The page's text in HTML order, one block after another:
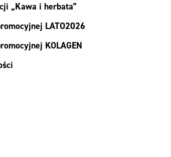
„Kawa i herbata”
LATO2026
KOLAGEN